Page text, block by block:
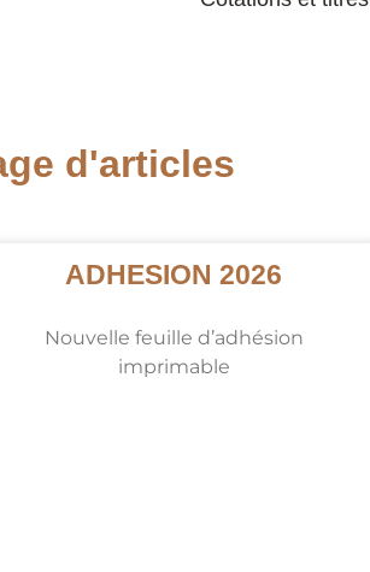
d'articles
ADHESION 2026
Nouvelle feuille d’adhésion
imprimable